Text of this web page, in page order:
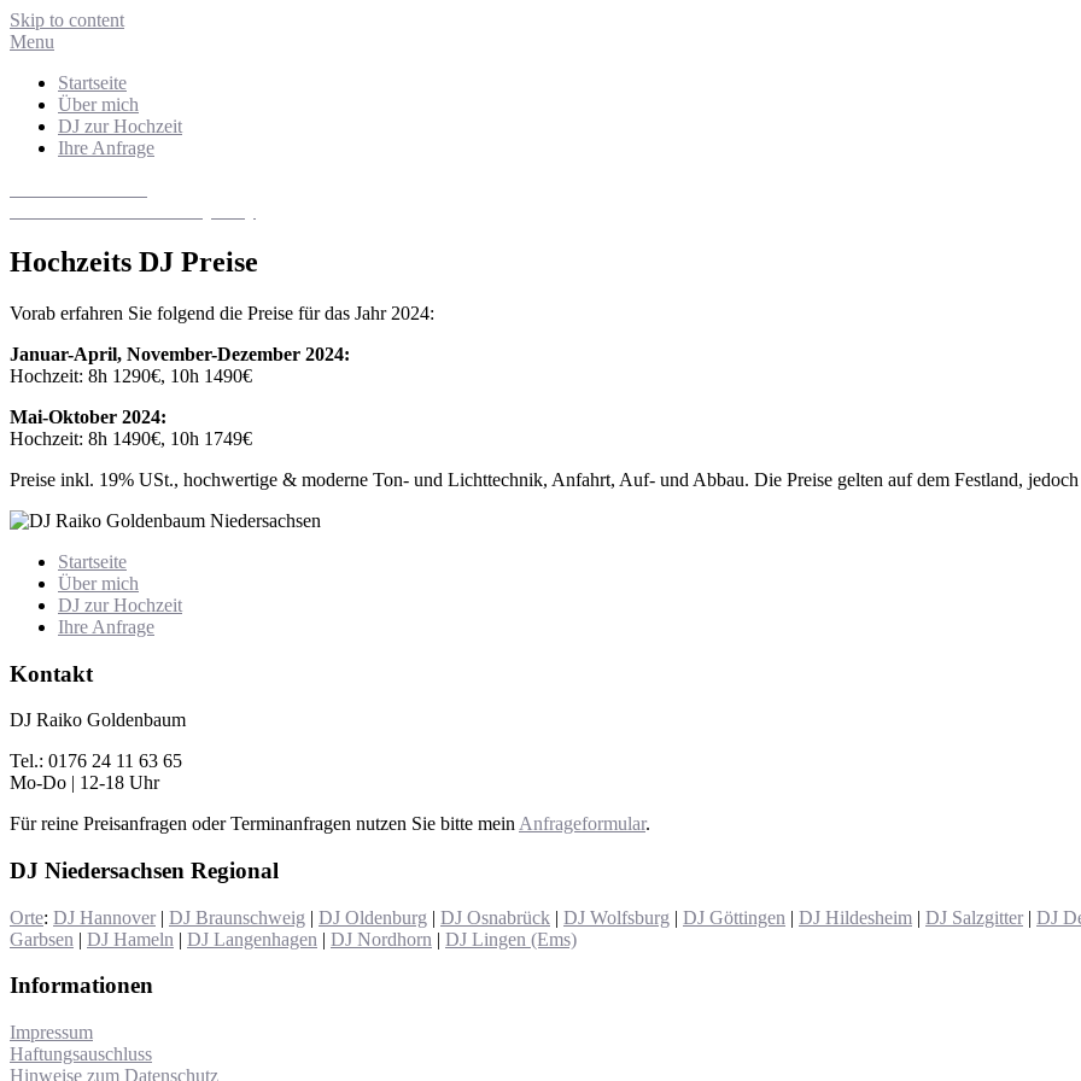
Skip to content
Menu
Startseite
Über mich
DJ zur Hochzeit
Ihre Anfrage
Hochzeits DJ Preise
Vorab erfahren Sie folgend die Preise für das Jahr 2024:
Januar-April, November-Dezember 2024:
Hochzeit: 8h 1290€, 10h 1490€
Mai-Oktober 2024:
Hochzeit: 8h 1490€, 10h 1749€
Preise inkl. 19% USt., hochwertige & moderne Ton- und Lichttechnik, Anfahrt, Auf- und Abbau. Die Preise gelten auf dem Festland,
Startseite
Über mich
DJ zur Hochzeit
Ihre Anfrage
Kontakt
DJ Raiko Goldenbaum
Tel.: 0176 24 11 63 65
Mo-Do | 12-18 Uhr
Für reine Preisanfragen oder Terminanfragen nutzen Sie bitte mein Anfrageformular.
DJ Niedersachsen Regional
Orte: DJ Hannover | DJ Braunschweig | DJ Oldenburg | DJ Osnabrück | DJ Wolfsburg | DJ Göttingen | DJ Hildesheim | DJ Salzgitter | DJ
Garbsen | DJ Hameln | DJ Langenhagen | DJ Nordhorn | DJ Lingen (Ems)
Informationen
Impressum
Haftungsauschluss
Hinweise zum Datenschutz